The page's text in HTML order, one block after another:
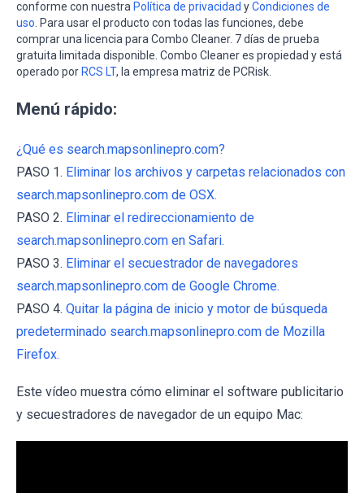
conforme con nuestra Política de privacidad yCondiciones de
uso . Para usar el producto con todas las funciones, debe
comprar una licencia para Combo Cleaner. 7 días de prueba
gratuita limitada disponible. Combo Cleaner es propiedad y está
operado por RCS LT, la empresa matriz de PCRisk.
Menú rápido:
¿Qué es search.mapsonlinepro.com?
PASO 1. Eliminar los archivos y carpetas relacionados con
search.mapsonlinepro.com de OSX.
PASO 2. Eliminar el redireccionamiento de
search.mapsonlinepro.com en Safari.
PASO 3. Eliminar el secuestrador de navegadores
search.mapsonlinepro.com de Google Chrome.
PASO 4. Quitar la página de inicio y motor de búsqueda
predeterminado search.mapsonlinepro.com de Mozilla
Firefox.
Este vídeo muestra cómo eliminar el software publicitario
y secuestradores de navegador de un equipo Mac: